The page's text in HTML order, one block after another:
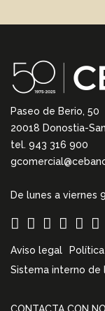
Paseo de Berio, 50
20018 Donostia-
tel. 943 316 900
De lunes a viernes
Aviso legal
Sistema interno de